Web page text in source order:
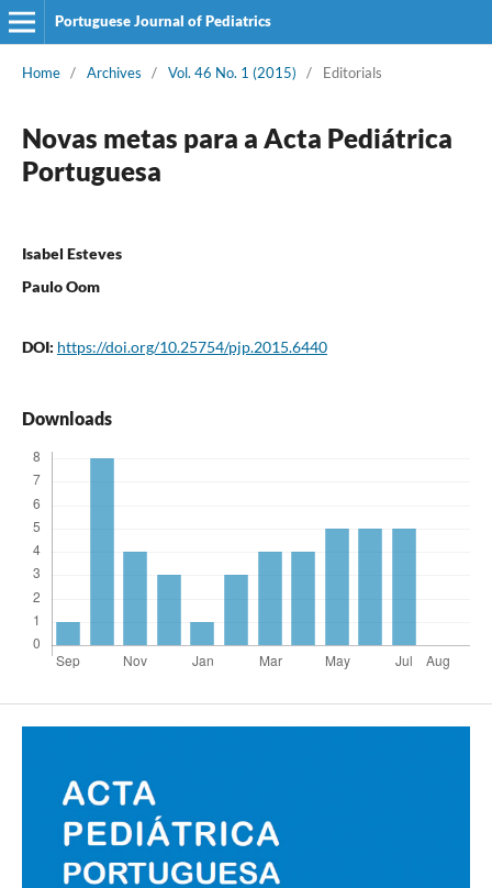
Portuguese Journal of Pediatrics
Home / Archives / Vol. 46 No. 1 (2015) / Editorials
Novas metas para a Acta Pediátrica
Portuguesa
Isabel Esteves
Paulo Oom
DOI: https://doi.org/10.25754/pjp.2015.6440
Downloads